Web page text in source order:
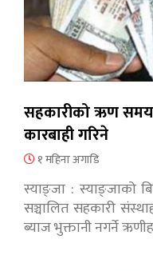
सहकारीको ऋण
कारबाही गरिने
१ महिना अगाडि
स्याङ्जा : स्याङ्जाको
सञ्चालित सहकारी
ब्याज भुक्तानी नगर्ने